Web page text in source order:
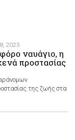
2025
ναυάγιο, η
προστασίας
της ζωής στα